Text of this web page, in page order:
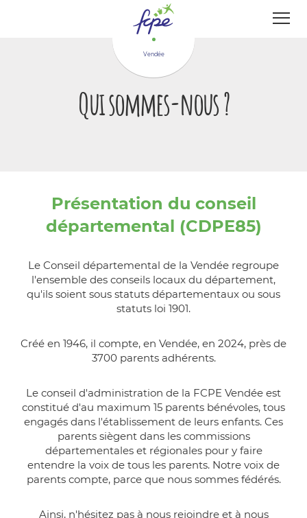
Vendée
Qui sommes-nous ?
Présentation du conseil
départemental (CDPE85)
Le Conseil départemental de la Vendée regroupe
l'ensemble des conseils locaux du département,
qu'ils soient sous statuts départementaux ou sous
statuts loi 1901.
Créé en 1946, il compte, en Vendée, en 2024, près de
3700 parents adhérents.
Le conseil d'administration de la FCPE Vendée est
constitué d'au maximum 15 parents bénévoles, tous
engagés dans l'établissement de leurs enfants. Ces
parents siègent dans les commissions
départementales et régionales pour y faire
entendre la voix de tous les parents. Notre voix de
parents compte, parce que nous sommes fédérés.
Ainsi, n'hésitez pas à nous rejoindre et à nous